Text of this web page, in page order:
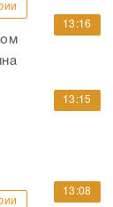
13:16
13:15
13:08